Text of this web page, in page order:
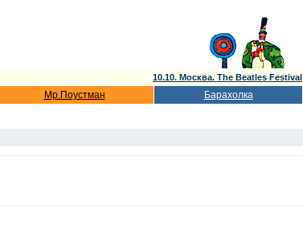
10.10. Москва. The Beatles Festival
Мр.Поустман Барахолка